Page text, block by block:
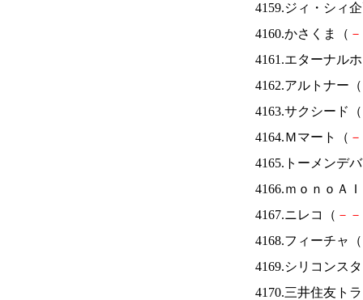
4159.ジィ・シィ
4160.かさくま（ －
4161.エターナル
4162.アルトナー（
4163.サクシード（
4164.Ｍマート（ －
4165.トーメンデ
4166.ｍｏｎｏＡ
4167.ニレコ（ － －
4168.フィーチャ（
4169.シリコンス
4170.三井住友ト